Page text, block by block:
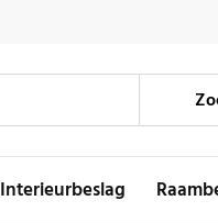
Interieurbeslag